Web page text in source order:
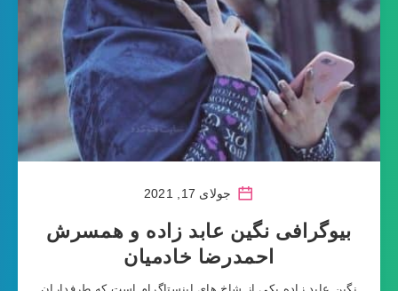
جولای 17, 2021
بیوگرافی نگین عابد زاده و همسرش
احمدرضا خادمیان